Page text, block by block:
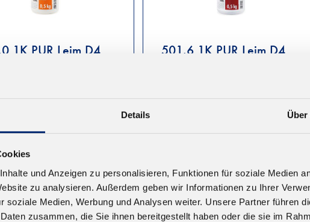
Details
und Anzeigen zu personalisieren, Funktionen für soziale Medien
zu analysieren. Außerdem geben wir Informationen zu Ihrer
soziale Medien, Werbung und Analysen weiter. Unsere Partner führen
zusammen, die Sie ihnen bereitgestellt haben oder die sie im
1K PUR Leim D4
braun. Offene Zeit:
25 Minuten
€ zzgl. MwSt.
501.6 1K PUR Leim D4
91). Farbe: braun. Offene Zeit:
Ab 14,38 € zzgl. MwSt.